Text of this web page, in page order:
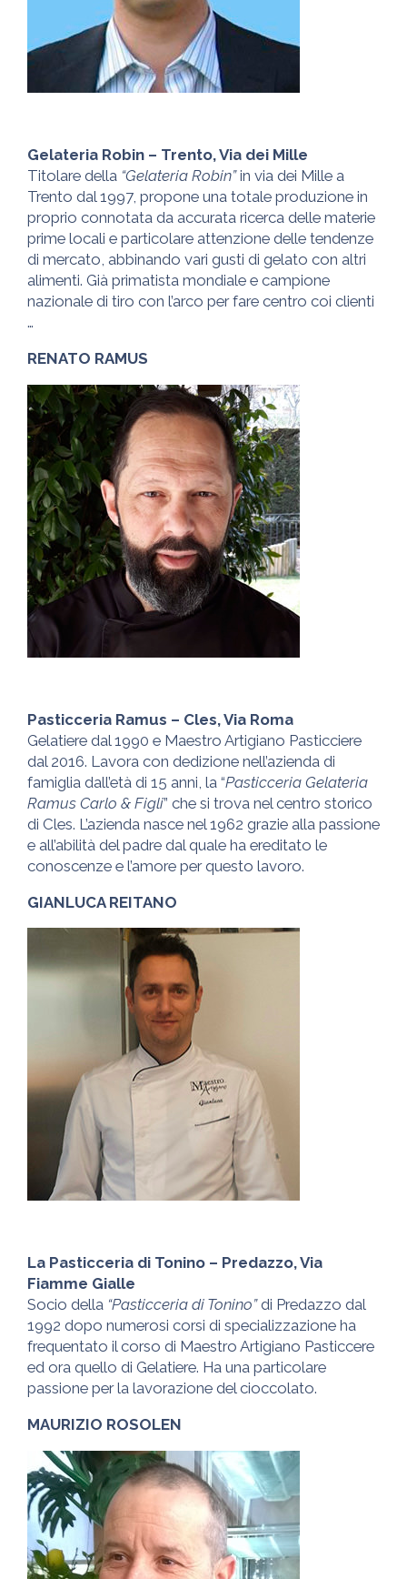
Gelateria Robin – Trento, Via dei Mille
Titolare della “Gelateria Robin”in via dei Mille a
Trento dal 1997, propone una totale produzione in
proprio connotata da accurata ricerca delle materie
prime locali e particolare attenzione delle tendenze
di mercato, abbinando vari gusti di gelato con altri
alimenti. Già primatista mondiale e campione
nazionale di tiro con l’arco per fare centro coi clienti
…
RENATO RAMUS
Pasticceria Ramus – Cles, Via Roma
Gelatiere dal 1990 e Maestro Artigiano Pasticciere
dal 2016. Lavora con dedizione nell’azienda di
famiglia dall’età di 15 anni, la “Pasticceria Gelateria
Ramus Carlo & Figli” che si trova nel centro storico
di Cles. L’azienda nasce nel 1962 grazie alla passione
e all’abilità del padre dal quale ha ereditato le
conoscenze e l’amore per questo lavoro.
GIANLUCA REITANO
La Pasticceria di Tonino – Predazzo, Via
Fiamme Gialle
Socio della “Pasticceria di Tonino”di Predazzo dal
1992 dopo numerosi corsi di specializzazione ha
frequentato il corso di Maestro Artigiano Pasticcere
ed ora quello di Gelatiere. Ha una particolare
passione per la lavorazione del cioccolato.
MAURIZIO ROSOLEN